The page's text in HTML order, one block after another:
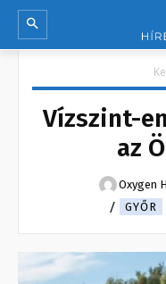
Vízszint-
az
Oxygen
GYŐR